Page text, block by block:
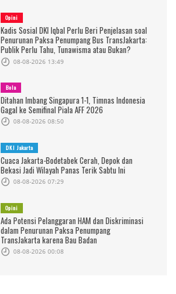
Opini
Kadis Sosial DKI Iqbal Perlu Beri Penjelasan soal
Penurunan Paksa Penumpang Bus TransJakarta:
Publik Perlu Tahu, Tunawisma atau Bukan?
08-08-2026 13:49
Bola
Ditahan Imbang Singapura 1-1, Timnas Indonesia
Gagal ke Semifinal Piala AFF 2026
08-08-2026 08:50
DKI Jakarta
Cuaca Jakarta-Bodetabek Cerah, Depok dan
Bekasi Jadi Wilayah Panas Terik Sabtu Ini
08-08-2026 07:29
Opini
Ada Potensi Pelanggaran HAM dan Diskriminasi
dalam Penurunan Paksa Penumpang
TransJakarta karena Bau Badan
08-08-2026 00:08